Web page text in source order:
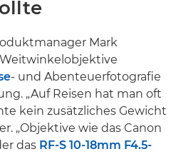
Mark
- und Abenteuerfotografie
„Auf Reisen hat man oft
kein zusätzliches Gewicht
„Objektive wie das Canon
das RF-S 10-18mm F4.5-